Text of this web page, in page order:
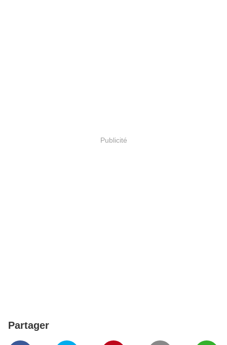
Publicité
Partager